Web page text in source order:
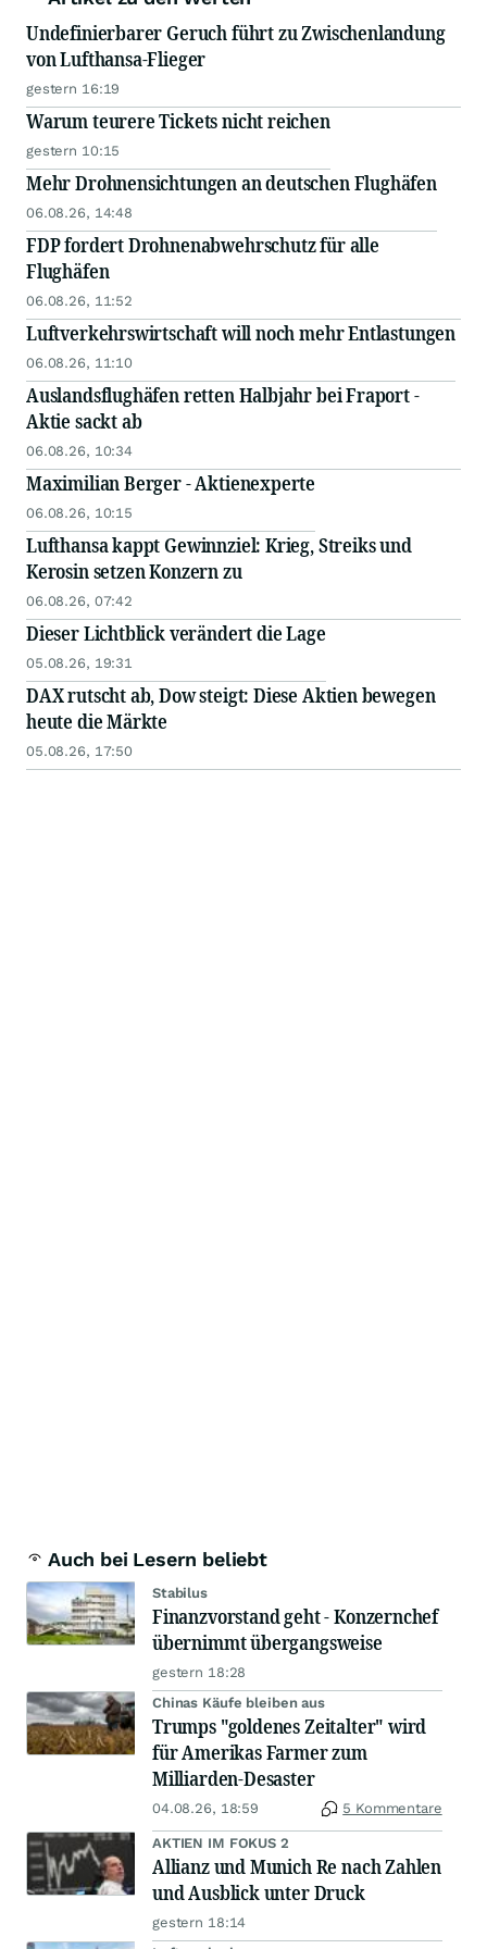
Undefinierbarer Geruch führt zu Zwischenlandung
von Lufthansa-Flieger
gestern 16:19
Warum teurere Tickets nicht reichen
gestern 10:15
Mehr Drohnensichtungen an deutschen Flughäfen
06.08.26, 14:48
FDP fordert Drohnenabwehrschutz für alle
Flughäfen
06.08.26, 11:52
Luftverkehrswirtschaft will noch mehr Entlastungen
06.08.26, 11:10
Auslandsflughäfen retten Halbjahr bei Fraport -
Aktie sackt ab
06.08.26, 10:34
Maximilian Berger - Aktienexperte
06.08.26, 10:15
Lufthansa kappt Gewinnziel: Krieg, Streiks und
Kerosin setzen Konzern zu
06.08.26, 07:42
Dieser Lichtblick verändert die Lage
05.08.26, 19:31
DAX rutscht ab, Dow steigt: Diese Aktien bewegen
heute die Märkte
05.08.26, 17:50
Auch bei Lesern beliebt
Stabilus
Finanzvorstand geht - Konzernchef
übernimmt übergangsweise
gestern 18:28
Chinas Käufe bleiben aus
Trumps "goldenes Zeitalter" wird
für Amerikas Farmer zum
Milliarden-Desaster
04.08.26, 18:59 5 Kommentare
AKTIEN IM FOKUS 2
Allianz und Munich Re nach Zahlen
und Ausblick unter Druck
gestern 18:14